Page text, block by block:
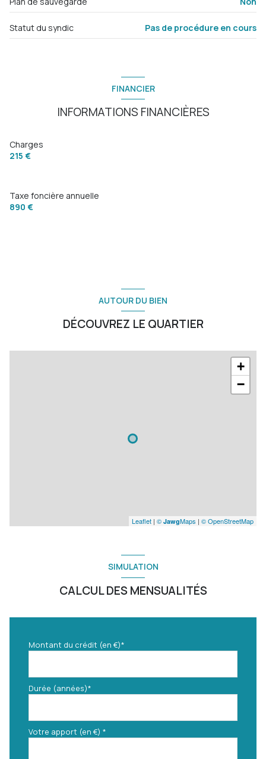
balcon
Statut du syndic Pas de procédure en cours
FINANCIER
INFORMATIONS FINANCIÈRES
Charges
215 €
Taxe foncière annuelle
890 €
AUTOUR DU BIEN
DÉCOUVREZ LE QUARTIER
+
−
Leaflet | © JawgMaps | © OpenStreetMap
SIMULATION
CALCUL DES MENSUALITÉS
Montant du crédit (en €)*
Durée (années)*
Votre apport (en €) *